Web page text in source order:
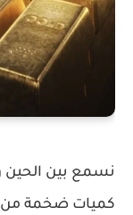
نسمع بين الحين
كميات ضخمة من